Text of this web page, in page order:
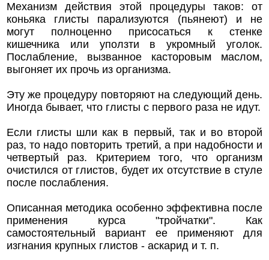
Механизм действия этой процедуры таков: от
коньяка глисты парализуются (пьянеют) и не
могут полноценно присосаться к стенке
кишечника или уползти в укромный уголок.
Послабление, вызванное касторовым маслом,
выгоняет их прочь из организма.
Эту же процедуру повторяют на следующий день.
Иногда бывает, что глисты с первого раза не идут.
Если глисты шли как в первый, так и во второй
раз, то надо повторить третий, а при надобности и
четвертый раз. Критерием того, что организм
очистился от глистов, будет их отсутствие в стуле
после послабления.
Описанная методика особенно эффективна после
применения курса "тройчатки". Как
самостоятельный вариант ее применяют для
изгнания крупных глистов - аскарид и т. п.